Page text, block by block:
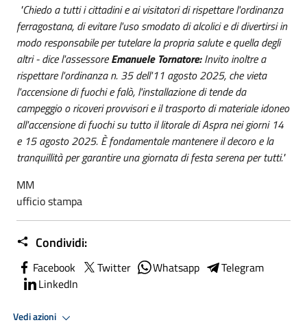
"Chiedo a tutti i cittadini e ai visitatori di rispettare l'ordinanza
ferragostana, di evitare l'uso smodato di alcolici e di divertirsi in
modo responsabile per tutelare la propria salute e quella degli
altri - dice l'assessoreEmanuele Tornatore:Invito inoltre a
rispettare l'ordinanza n. 35 dell'11 agosto 2025, che vieta
l'accensione di fuochi e falò, l'installazione di tende da
campeggio o ricoveri provvisori e il trasporto di materiale idoneo
all'accensione di fuochi su tutto il litorale di Aspra nei giorni 14
e 15 agosto 2025. È fondamentale mantenere il decoro e la
tranquillità per garantire una giornata di festa serena per tutti."
MM
ufficio stampa
Condividi:
Facebook Twitter Whatsapp
Telegram
LinkedIn
Vedi azioni